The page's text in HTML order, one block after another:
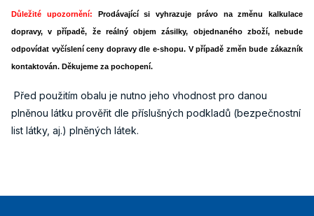
Důležité upozornění: Prodávající si vyhrazuje právo na změnu kalkulace
dopravy, v případě, že reálný objem zásilky, objednaného zboží, nebude
odpovídat vyčíslení ceny dopravy dle e-shopu. V případě změn bude zákazník
kontaktován. Děkujeme za pochopení.
Před použitím obalu je nutno jeho vhodnost pro danou
plněnou látku prověřit dle příslušných podkladů (bezpečnostní
list látky, aj.) plněných látek.